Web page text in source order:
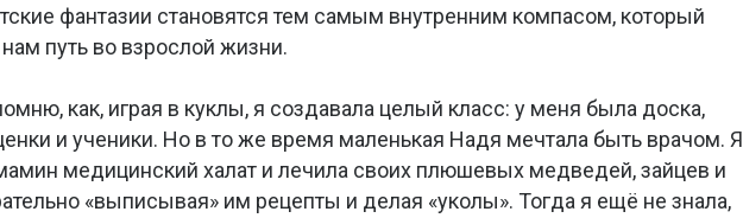
фантазии становятся тем самым внутренним компасом, который
путь во взрослой жизни.
как, играя в куклы, я создавала целый класс: у меня была доска,
и ученики. Но в то же время маленькая Надя мечтала быть врачом. Я
медицинский халат и лечила своих плюшевых медведей, зайцев и
«выписывая» им рецепты и делая «уколы». Тогда я ещё не знала,